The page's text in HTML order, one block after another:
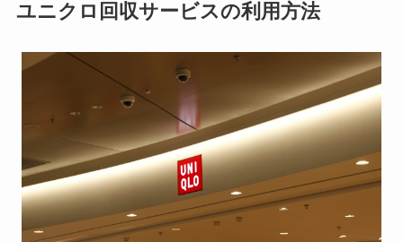
ユニクロ回収サービスの利用方法